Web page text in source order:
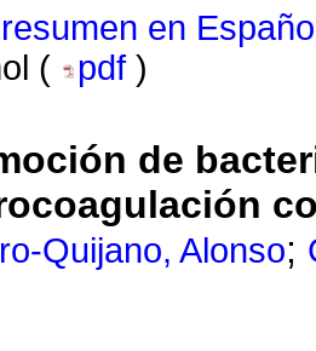
resumen en
(
pdf )
de
Quijano, Alonso;